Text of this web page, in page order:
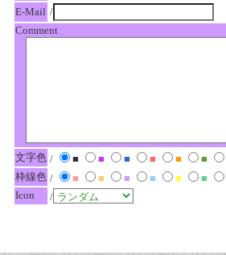
E-Mail /
Comment
文字色 / ■ ■ ■ ■ ■ ■
枠線色 / ■ ■ ■ ■ ■ ■
Icon
/